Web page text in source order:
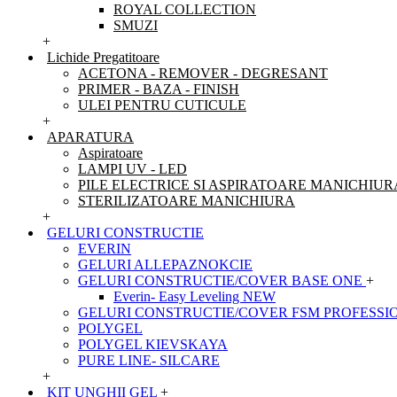
ROYAL COLLECTION
SMUZI
+
Lichide Pregatitoare
ACETONA - REMOVER - DEGRESANT
PRIMER - BAZA - FINISH
ULEI PENTRU CUTICULE
+
APARATURA
Aspiratoare
LAMPI UV - LED
PILE ELECTRICE SI ASPIRATOARE
STERILIZATOARE MANICHIURA
+
GELURI CONSTRUCTIE
EVERIN
GELURI ALLEPAZNOKCIE
GELURI CONSTRUCTIE/COVER BASE ONE +
Everin- Easy Leveling NEW
GELURI CONSTRUCTIE/COVER FSM
POLYGEL
POLYGEL KIEVSKAYA
PURE LINE- SILCARE
+
KIT UNGHII GEL +